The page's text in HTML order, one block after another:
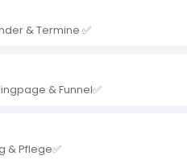
& Termine ✅
& Funnel✅
& Pflege✅